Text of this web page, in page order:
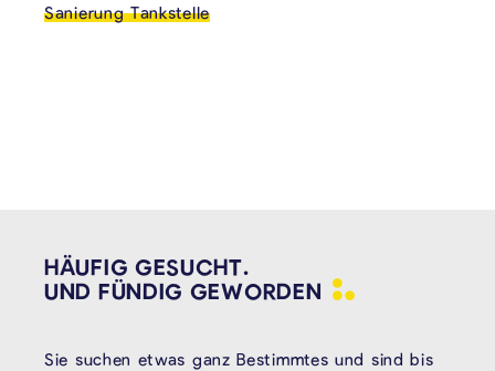
Sanierung Tankstelle
HÄUFIG GESUCHT.
UND FÜNDIG GEWORDEN
Sie suchen etwas ganz Bestimmtes und sind bis